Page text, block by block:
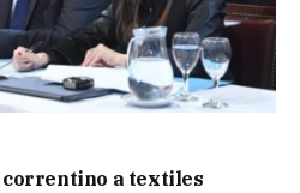
a textiles